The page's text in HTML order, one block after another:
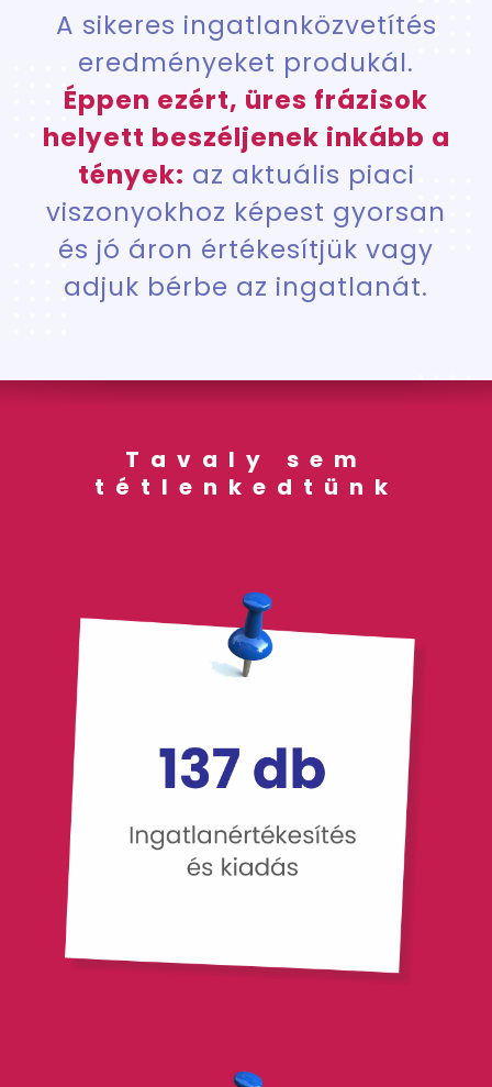
A sikeres ingatlanközvetítés
eredményeket produkál.
Éppen ezért, üres frázisok
helyett beszéljenek inkább a
tények: az aktuális piaci
viszonyokhoz képest gyorsan
és jó áron értékesítjük vagy
adjuk bérbe az ingatlanát.
Tavaly sem
tétlenkedtünk